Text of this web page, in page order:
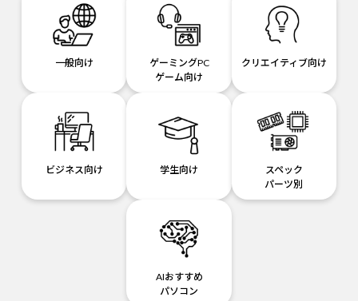
一般向け
ゲーミングPC
ゲーム向け
クリエイティブ向け
ビジネス向け 学生向け
スペック
パーツ別
AIおすすめ
パソコン